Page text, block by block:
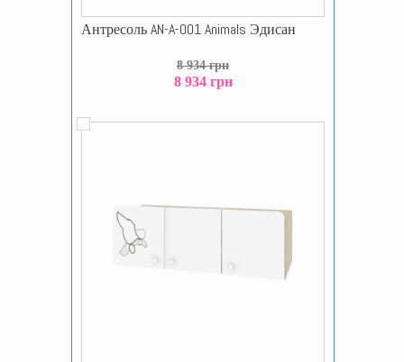
Антресоль AN-A-001 Animals Эдисан
8 934 грн
8 934 грн